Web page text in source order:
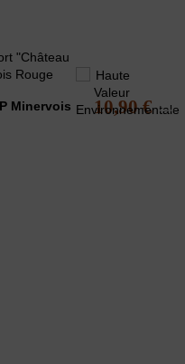
Minervois
10,90 €